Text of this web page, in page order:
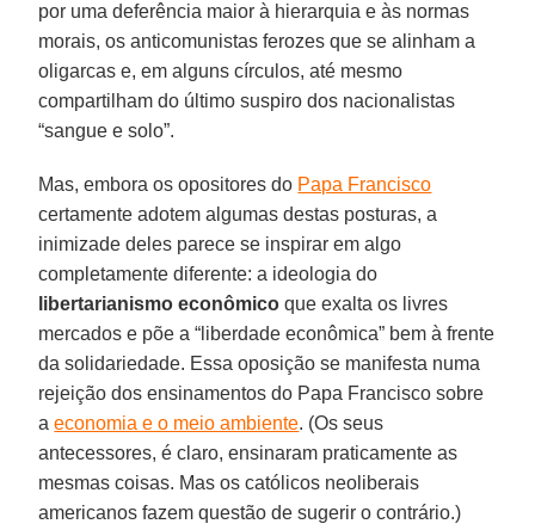
por uma deferência maior à hierarquia e às normas
morais, os anticomunistas ferozes que se alinham a
oligarcas e, em alguns círculos, até mesmo
compartilham do último suspiro dos nacionalistas
“sangue e solo”.
Mas, embora os opositores do Papa Francisco
certamente adotem algumas destas posturas, a
inimizade deles parece se inspirar em algo
completamente diferente: a ideologia do
libertarianismo econômico que exalta os livres
mercados e põe a “liberdade econômica” bem à frente
da solidariedade. Essa oposição se manifesta numa
rejeição dos ensinamentos do Papa Francisco sobre
aeconomia e o meio ambiente. (Os seus
antecessores, é claro, ensinaram praticamente as
mesmas coisas. Mas os católicos neoliberais
americanos fazem questão de sugerir o contrário.)